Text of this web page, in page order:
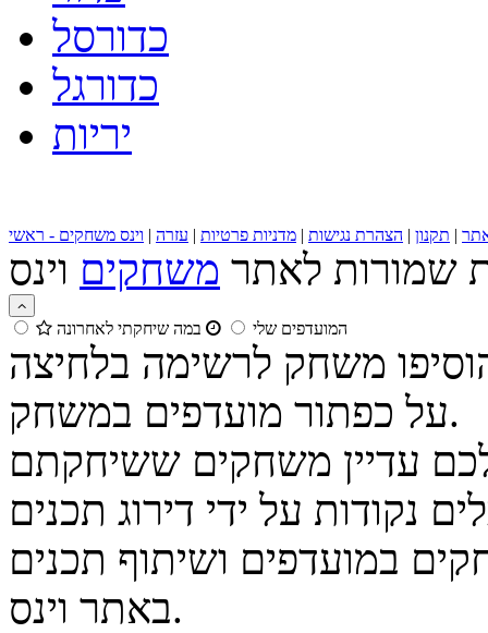
כדורסל
כדורגל
יריות
| תקנון | הצהרת נגישות | מדניות פרטיות | עזרה | וינס משחקים - ראשי
שמורות לאתר משחקים
המועדפים שלי במה שיחקתי לאחרונה
משחק לרשימה בלחיצה
על כפתור מועדפים במשחק.
על ידי דירוג תכנים
במועדפים ושיתוף תכנים
באתר וינס.